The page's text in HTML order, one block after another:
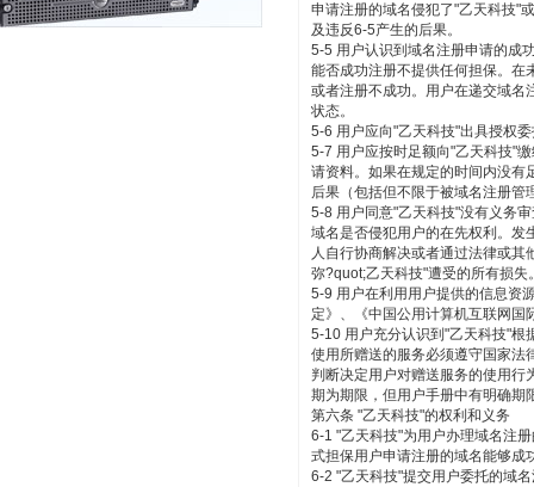
申请注册的域名侵犯了"乙天科技"
及违反6-5产生的后果。
5-5 用户认识到域名注册申请的成
能否成功注册不提供任何担保。在
或者注册不成功。用户在递交域名
状态。
5-6 用户应向"乙天科技"出具授权
5-7 用户应按时足额向"乙天科技"
请资料。如果在规定的时间内没有
后果（包括但不限于被域名注册管
5-8 用户同意"乙天科技"没有义务
域名是否侵犯用户的在先权利。发
人自行协商解决或者通过法律或
弥?quot;乙天科技"遭受的所有损失
5-9 用户在利用用户提供的信息资
定》、《中国公用计算机互联网国
5-10 用户充分认识到"乙天科技"根
使用所赠送的服务必须遵守国家法
判断决定用户对赠送服务的使用
期为期限，但用户手册中有明确期
第六条 "乙天科技"的权利和义务
6-1 "乙天科技"为用户办理域名注
式担保用户申请注册的域名能够成
6-2 "乙天科技"提交用户委托的域